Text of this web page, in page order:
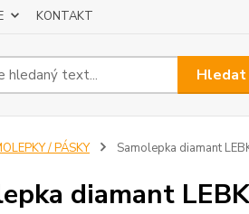
KONTAKT
Hledat
/ PÁSKY Samolepka diamant
diamant